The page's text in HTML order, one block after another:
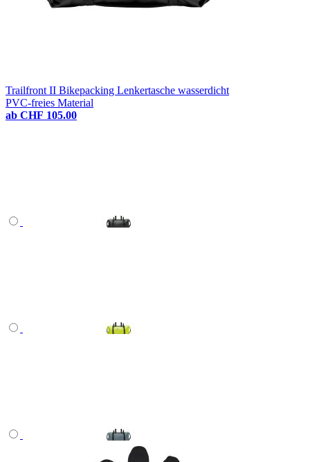
Trailfront II Bikepacking Lenkertasche wasserdicht
PVC-freies Material
ab CHF 105.00